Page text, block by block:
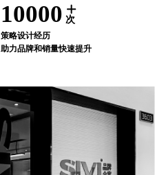
10000 次
策略设计经历
助⼒品牌和销量快速提升